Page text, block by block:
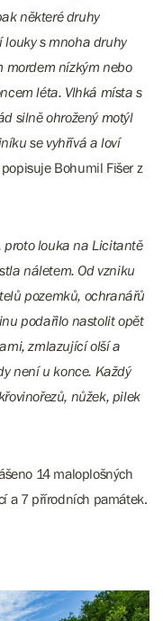
některé druhy
louky s mnoha druhy
mordem nízkým nebo
léta. Vlhká místa s
silně ohrožený motýl
se vyhřívá a loví
popisuje Bohumil Fišer z
proto louka na Licitantě
náletem. Od vzniku
pozemků, ochranářů
podařilo nastolit opět
zmlazující olší a
není u konce. Každý
nůžek, pilek
14 maloplošných
a 7 přírodních památek.